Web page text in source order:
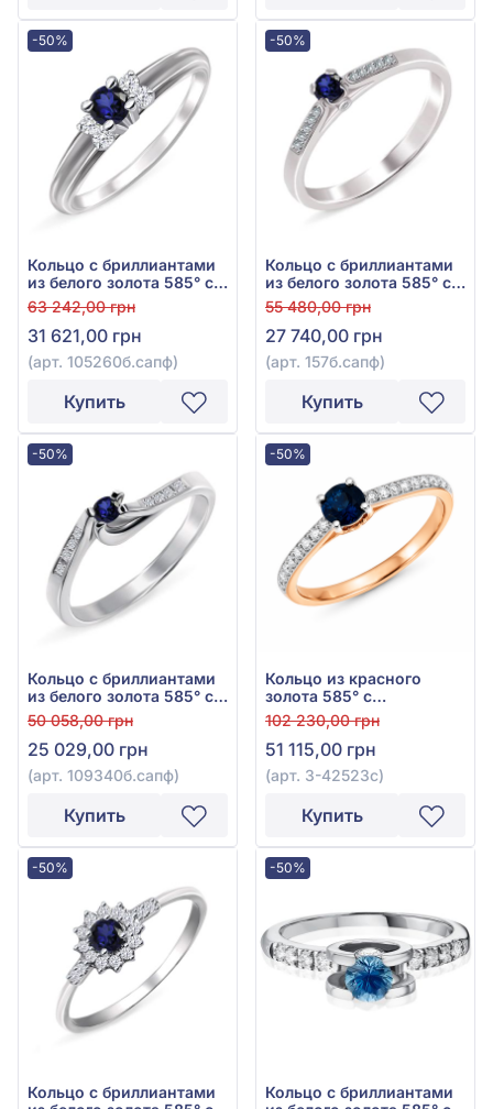
-50%
Кольцо с бриллиантами
из белого золота 585° с
синим сапфиром 0,11ct и
бриллиантом 0,052ct,
арт. 105260б.сапф
63 242,00 грн
31 621,00 грн
(арт. 105260б.сапф)
Купить
-50%
Кольцо с бриллиантами
из белого золота 585° с
бриллиантом 0,06ct и
синим сапфиром 0,19ct,
арт. 157б.сапф
55 480,00 грн
27 740,00 грн
(арт. 157б.сапф)
Купить
-50%
Кольцо с бриллиантами
из белого золота 585° с
синим сапфиром 0,075ct
и бриллиантом 0,048ct,
арт. 109340б.сапф
50 058,00 грн
25 029,00 грн
(арт. 109340б.сапф)
Купить
-50%
Кольцо из красного
золота 585° с
бриллиантом 0,322ct и
синим сапфиром
0,685ct, арт. 3-42523с
102 230,00 грн
51 115,00 грн
(арт. 3-42523с)
Купить
-50%
Кольцо с бриллиантами
-50%
Кольцо с бриллиантами